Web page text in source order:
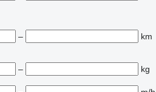
–
km
–
kg